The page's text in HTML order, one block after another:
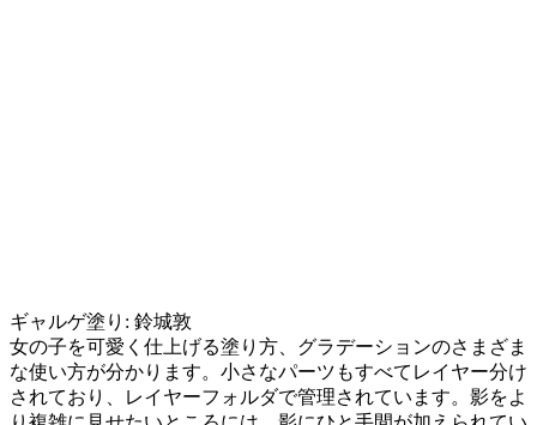
ギャルゲ塗り: 鈴城敦
女の子を可愛く仕上げる塗り方、グラデーションのさまざま
な使い方が分かります。小さなパーツもすべてレイヤー分け
されており、レイヤーフォルダで管理されています。影をよ